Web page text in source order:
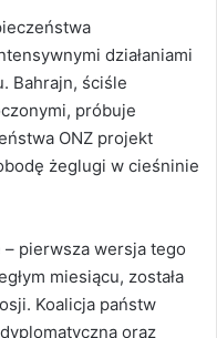
działaniami
Bahrajn, ściśle
próbuje
ONZ projekt
żeglugi w cieśninie
pierwsza wersja tego
miesiącu, została
Koalicja państw
oraz